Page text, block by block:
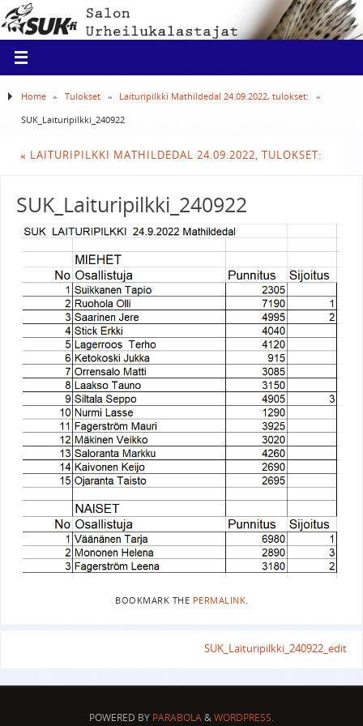
Home » Tulokset » Laituripilkki Mathildedal 24.09.2022, tulokset:
»
SUK_Laituripilkki_240922
« LAITURIPILKKI MATHILDEDAL 24.09.2022, TULOKSET:
SUK_Laituripilkki_240922
BOOKMARK THE PERMALINK.
SUK_Laituripilkki_240922_edit
POWERED BY PARABOLA&WORDPRESS.